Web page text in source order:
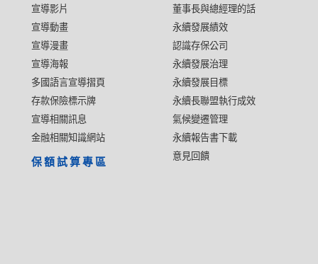
宣導影片
宣導動畫
宣導漫畫
宣導海報
多國語言宣導摺頁
存款保險標示牌
宣導相關訊息
金融相關知識網站
董事長與總經理的話
永續發展績效
認識存保公司
永續發展治理
永續發展目標
永續長聯盟執行成效
氣候變遷管理
永續報告書下載
意見回饋
保額試算專區